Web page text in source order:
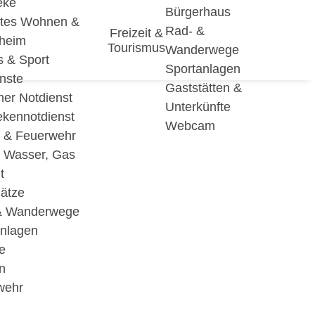
Wohnen &
& Sport
Notdienst
& Feuerwehr
Wasser, Gas
Wanderwege
Freizeit &
Tourismus
Bürgerhaus
Rad- &
Wanderwege
Sportanlagen
Gaststätten &
Unterkünfte
Webcam